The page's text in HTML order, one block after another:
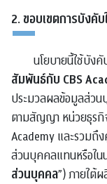
2. ขอบเขตการบังคับ
นโยบายนี้ใช้บัง
สัมพันธ์กับ CBS
ประมวลผลข้อมูลส่วน
ตามสัญญา หน่วยธุรกิ
Academy และรวม
ส่วนบุคคลแทนหรือใน
ส่วนบุคคล”) ภายใต้